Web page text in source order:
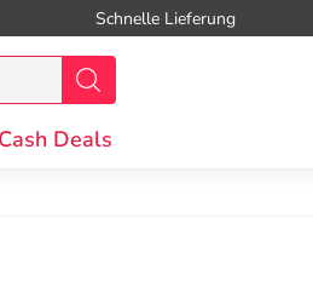
Schnelle Lieferung
Deals